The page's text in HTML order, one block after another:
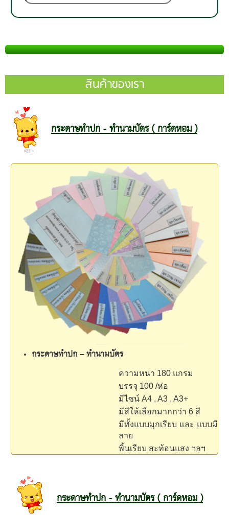
สินค้าของเรา
กระดาษทำปก - ทำนามบัตร ( การ์ดหอม )
กระดาษทำปก - ทำนามบัตร
ความหนา 180 แกรม
บรรจุ 100 /ห่อ
มีไซน์ A4 , A3 , A3+
มีสีให้เลือกมากกว่า 6 สี
มีทั้งแบบมุกเรียบ และ แบบมี
ลาย
พิ้นเรียบ สะท้อนแสง ฯลฯ
กระดาษทำปก - ทำนามบัตร ( การ์ดหอม )